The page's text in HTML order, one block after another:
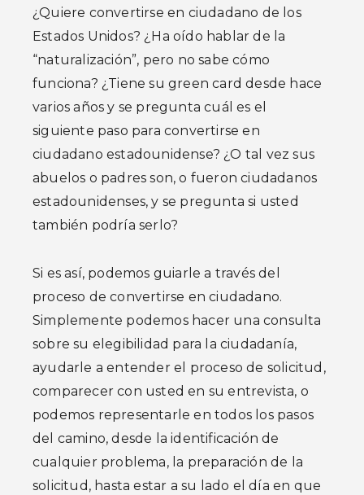
¿Quiere convertirse en ciudadano de los
Estados Unidos? ¿Ha oído hablar de la
“naturalización”, pero no sabe cómo
funciona? ¿Tiene su green card desde hace
varios años y se pregunta cuál es el
siguiente paso para convertirse en
ciudadano estadounidense? ¿O tal vez sus
abuelos o padres son, o fueron ciudadanos
estadounidenses, y se pregunta si usted
también podría serlo?
Si es así, podemos guiarle a través del
proceso de convertirse en ciudadano.
Simplemente podemos hacer una consulta
sobre su elegibilidad para la ciudadanía,
ayudarle a entender el proceso de solicitud,
comparecer con usted en su entrevista, o
podemos representarle en todos los pasos
del camino, desde la identificación de
cualquier problema, la preparación de la
solicitud, hasta estar a su lado el día en que